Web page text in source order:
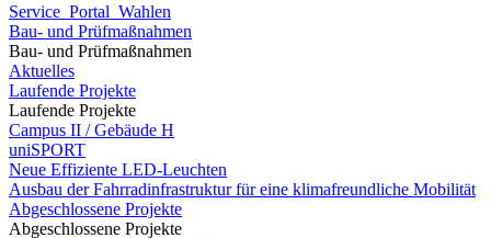
Service_Portal_Wahlen
Bau- und Prüfmaßnahmen
Bau- und Prüfmaßnahmen
Aktuelles
Laufende Projekte
Laufende Projekte
Campus II / Gebäude H
uniSPORT
Neue Effiziente LED-Leuchten
Ausbau der Fahrradinfrastruktur für eine klimafreundliche Mobilität
Abgeschlossene Projekte
Abgeschlossene Projekte